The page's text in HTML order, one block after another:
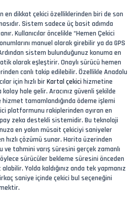
en dikkat çekici özelliklerinden biri de son
Sistem sadece üç basit adımda
Kullanıcılar öncelikle “Hemen Çekici
manuel olarak girebilir ya da GPS
sistem bulunduğunuz konuma en
olarak eşleştirir. Onaylı sürücü hemen
canlı takip edilebilir. Özellikle Anadolu
için hızlı birKartal çekici hizmetine
hale gelir. Aracınız güvenli şekilde
hizmet tamamlandığında ödeme işlemi
platformunu rakiplerinden ayıran en
zeka destekli sistemidir. Bu teknoloji
en yakın müsait çekiciyi saniyeler
hızlı çözümü sunar. Harita üzerinden
ve tahmini varış süresini gerçek zamanlı
sürücüler bekleme süresini önceden
Yolda kaldığınız anda tek yapmanız
saniye içinde çekici bul seçeneğini